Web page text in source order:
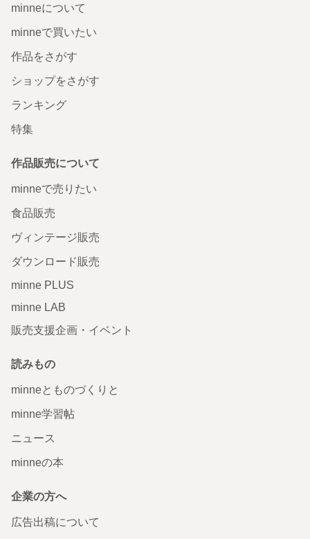
minneについて
minneで買いたい
作品をさがす
ショップをさがす
ランキング
特集
作品販売について
minneで売りたい
食品販売
ヴィンテージ販売
ダウンロード販売
minne PLUS
minne LAB
販売支援企画・イベント
読みもの
minneとものづくりと
minne学習帖
ニュース
minneの本
企業の方へ
広告出稿について